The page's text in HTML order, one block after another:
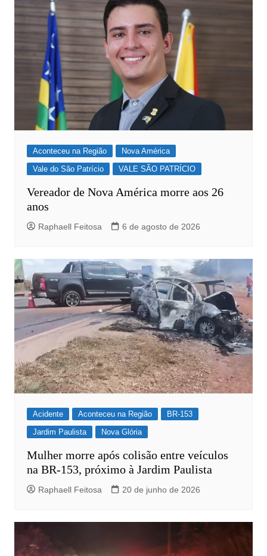
Aconteceu na Região
Nova América
Vale do São Patrício
VALE SÃO PATRÍCIO
Vereador de Nova América morre aos 26
anos
Raphaell Feitosa 6 de agosto de 2026
Acidente Aconteceu na Região
BR-153
Jardim Paulista
Nova Glória
Mulher morre após colisão entre veículos
na BR-153, próximo à Jardim Paulista
Raphaell Feitosa 20 de junho de 2026